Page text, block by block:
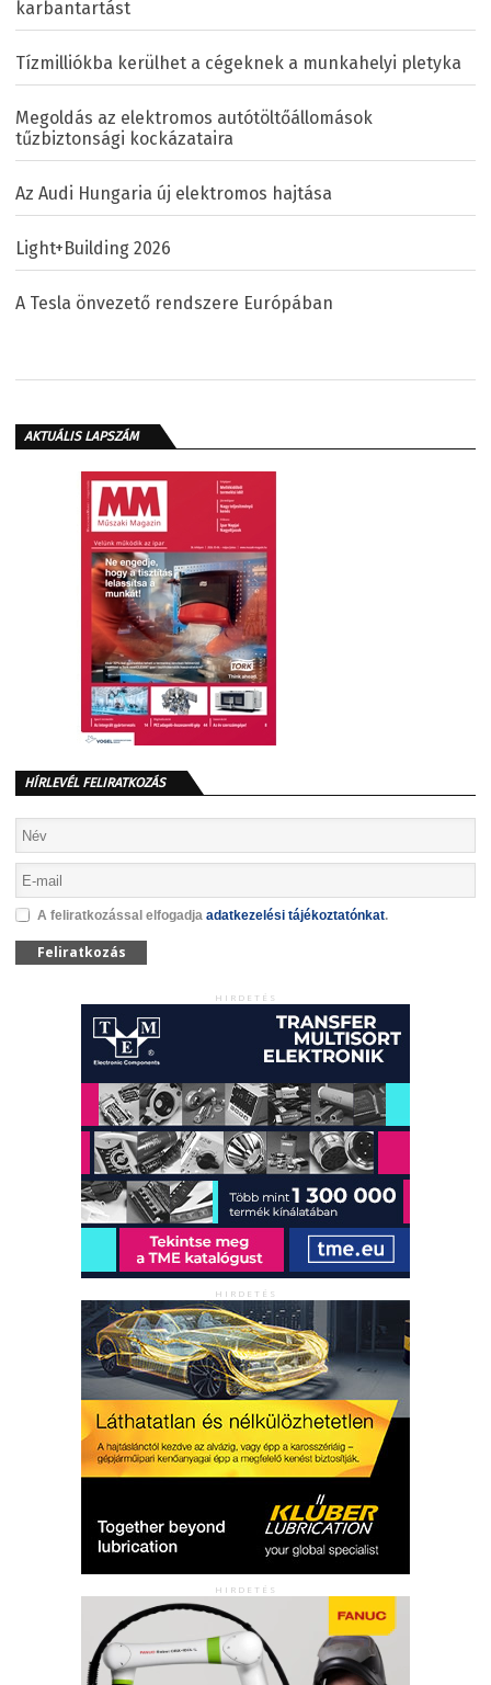
karbantartást
Tízmilliókba kerülhet a cégeknek a munkahelyi pletyka
Megoldás az elektromos autótöltőállomások
tűzbiztonsági kockázataira
Az Audi Hungaria új elektromos hajtása
Light+Building 2026
A Tesla önvezető rendszere Európában
AKTUÁLIS LAPSZÁM
HÍRLEVÉL FELIRATKOZÁS
A feliratkozással elfogadja adatkezelési tájékoztatónkat.
Feliratkozás
HIRDETÉS
HIRDETÉS
HIRDETÉS